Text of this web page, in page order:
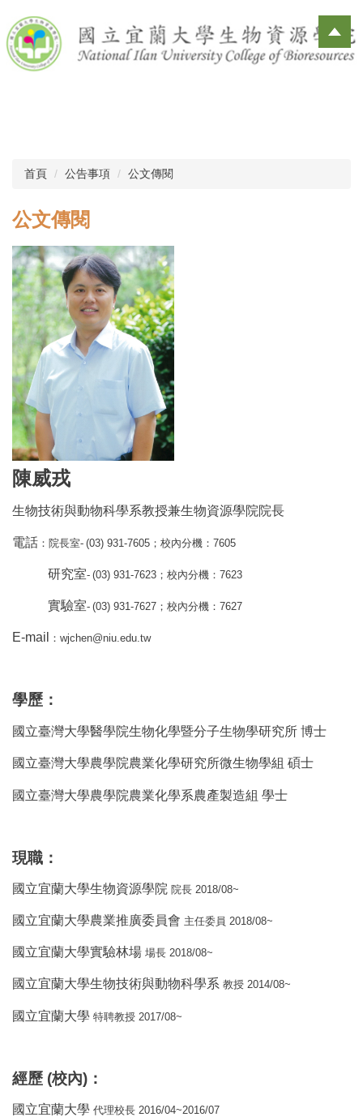
到
主
要
首頁 公告事項 公文傳閱
公文傳閱
陳威戎
生物技術與動物科學系教授兼生物資源學院院長
電話 ： 院長室- (03) 931-7605 ； 校內分機 ： 7605
研究室- (03) 931-7623 ； 校內分機 ： 7623
實驗室- (03) 931-7627 ； 校內分機 ： 7627
E-mail ： wjchen@niu.edu.tw
學歷 ：
國立臺灣大學醫學院生物化學暨分子生物學研究所 博士
國立臺灣大學農學院農業化學研究所微生物學組 碩士
國立臺灣大學農學院農業化學系農產製造組 學士
現職 ：
國立宜蘭大學生物資源學院 院長 2018/08~
國立宜蘭大學農業推廣委員會 主任委員 2018/08~
國立宜蘭大學實驗林場 場長 2018/08~
國立宜蘭大學生物技術與動物科學系 教授 2014/08~
國立宜蘭大學 特聘教授 2017/08~
經歷 (校內) ：
國立宜蘭大學 代理校長 2016/04~2016/07